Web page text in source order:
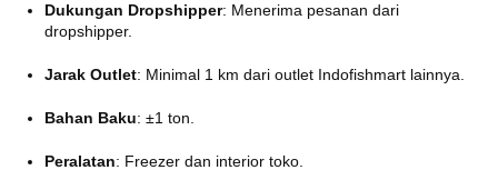
Dukungan Dropshipper: Menerima pesanan dari
dropshipper.
Jarak Outlet: Minimal 1 km dari outlet Indofishmart lainnya.
Bahan Baku: ±1 ton.
Peralatan: Freezer dan interior toko.